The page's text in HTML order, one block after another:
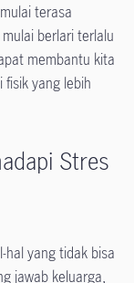
terasa
berlari terlalu
membantu kita
yang lebih
Stres
yang tidak bisa
jawab keluarga,